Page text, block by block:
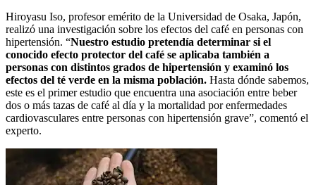
Hiroyasu Iso, profesor emérito de la Universidad de Osaka, Japón,
realizó una investigación sobre los efectos del café en personas con
hipertensión. “Nuestro estudio pretendía determinar si el
conocido efecto protector del café se aplicaba también a
personas con distintos grados de hipertensión y examinó los
efectos del té verde en la misma población. Hasta dónde sabemos,
este es el primer estudio que encuentra una asociación entre beber
dos o más tazas de café al día y la mortalidad por enfermedades
cardiovasculares entre personas con hipertensión grave”, comentó el
experto.